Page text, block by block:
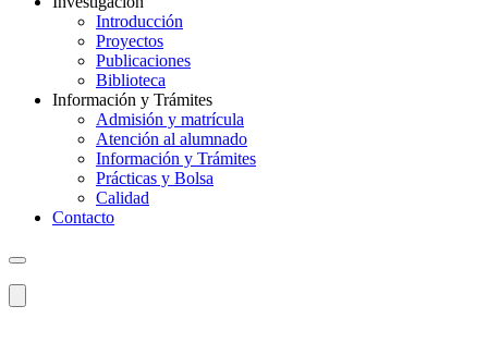
Introducción
Proyectos
Publicaciones
Biblioteca
Información y Trámites
Admisión y matrícula
Atención al alumnado
Información y Trámites
Prácticas y Bolsa
Calidad
Contacto